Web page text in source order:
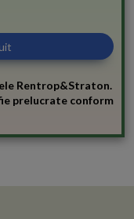
Rentrop&Straton.
prelucrate conform